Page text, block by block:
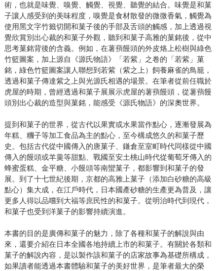
術，也就是味覺、嗅覺、觸覺、視覺、聽覺的結合。味覺是和菓
子讓人感受到的美味程度，嗅覺是食材散發的微微香氣，觸覺為
使用黑文字竹籤切開和菓子後的手部及舌頭的觸感，加上透過視
覺欣賞別出心裁的和菓子外觀，聽到和菓子高雅的菓銘後，從中
思考菓銘背後的含義。例如，在薯蕷饅頭的外皮烙上松樹與綠色
竹籃圖案，加上源自《源氏物語》「若紫」之卷的「若紫」菓
銘，綠色竹籃圖案讓人聯想到若紫（紫之上）飼養麻雀的鳥籠，
透過和菓子傳達紫之上與光源氏相遇的場景。在筆者從前任職於
虎屋的時期，曾經透過和菓子展展示虎屋的薯蕷饅頭，從薯蕷饅
頭別出心裁的造型與菓銘，能感受《源氏物語》的深奧世界。
提到和菓子的世界，從古代以果實或水果當作點心，逐漸發展為
年糕、糰子等加工食品為主的點心，至今構成悠久的和菓子歷
史。包括古代從中國傳入的唐菓子、鎌倉至室町時代同樣從中國
傳入的饅頭或羊羹等甜點、戰國至安土桃山時代從葡萄牙傳入的
蜂蜜蛋糕、金平糖、小饅頭等南蠻菓子，都影響到和菓子的發
展。到了十七世紀後期，京都的高雅上菓子（添加白砂糖的高級
點心）集大成，在江戶時代，日本國產砂糖的生產更為普及，讓
更多人得以品嚐到大福等庶民性的和菓子。從明治時代到現代，
和菓子也受到洋菓子的影響持續演進。
本書的目的是廣傳和菓子的魅力，除了各種和菓子的解說與由
來，還要介紹在日本全國各地持續上市的和菓子。有關於各類和
菓子的解說內容，是以製作該和菓子的店家故事為基礎所構成，
如果讀者能透過本書體驗和菓子的美好世界，是筆者最大的榮